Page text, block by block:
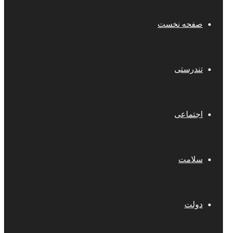
صفحه نخست
تندرستی
اجتماعی
سلامت
دولت